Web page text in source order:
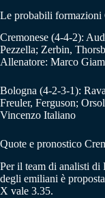
Le probabili formazioni
Cremonese (4-4-2):
Pezzella; Zerbin,
Allenatore: Marco
Bologna (4-2-3-1):
Freuler, Ferguson;
Vincenzo Italiano
Quote e pronostico
Per il team di analisti
degli emiliani è
X vale 3.35.